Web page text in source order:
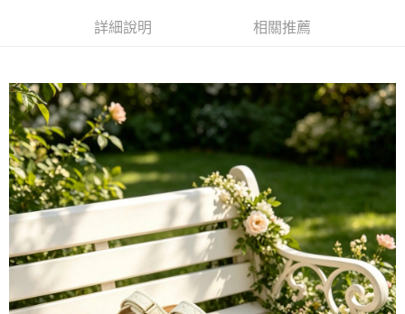
詳細說明 相關推薦